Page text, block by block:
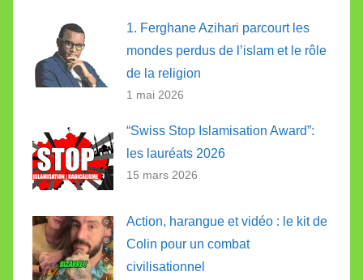
1. Ferghane Azihari parcourt les
mondes perdus de l’islam et le rôle
de la religion
1 mai 2026
“Swiss Stop Islamisation Award”:
les lauréats 2026
15 mars 2026
Action, harangue et vidéo : le kit de
Colin pour un combat
civilisationnel